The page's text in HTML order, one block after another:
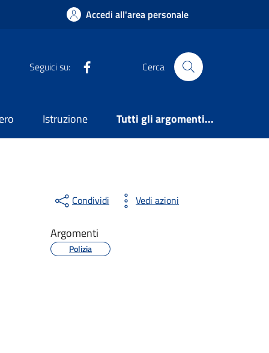
Accedi all'area personale
Seguici su: Cerca
Istruzione Tutti gli argomenti...
Condividi Vedi azioni
Argomenti
Polizia